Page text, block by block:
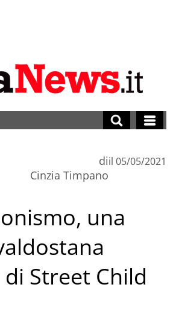
di
Cinzia Timpano
il 05/05/2021
una
Street Child